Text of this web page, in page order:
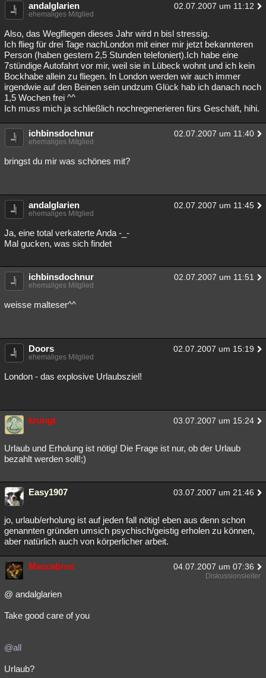
andalglarien 02.07.2007 um 11:12
ehemaliges Mitglied
Also, das Wegfliegen dieses Jahr wird n bisl stressig.
Ich flieg für drei Tage nachLondon mit einer mir jetzt bekannteren
Person (haben gestern 2,5 Stunden telefoniert).Ich habe eine
7stündige Autofahrt vor mir, weil sie in Lübeck wohnt und ich kein
Bockhabe allein zu fliegen. In London werden wir auch immer
irgendwie auf den Beinen sein undzum Glück hab ich danach noch
1,5 Wochen frei ^^
Ich muss mich ja schließlich nochregenerieren fürs Geschäft, hihi.
ichbinsdochnur 02.07.2007 um 11:40
ehemaliges Mitglied
bringst du mir was schönes mit?
andalglarien 02.07.2007 um 11:45
ehemaliges Mitglied
Ja, eine total verkaterte Anda -_-
Mal gucken, was sich findet
ichbinsdochnur 02.07.2007 um 11:51
ehemaliges Mitglied
weisse malteser^^
Doors 02.07.2007 um 15:19
ehemaliges Mitglied
London - das explosive Urlaubsziel!
krungt 03.07.2007 um 15:24
Urlaub und Erholung ist nötig! Die Frage ist nur, ob der Urlaub
bezahlt werden soll!;)
Easy1907 03.07.2007 um 21:46
jo, urlaub/erholung ist auf jeden fall nötig! eben aus denn schon
genannten gründen umsich psychisch/geistig erholen zu können,
aber natürlich auch von körperlicher arbeit.
Maccabros 04.07.2007 um 07:36
Diskussionsleiter
@ andalglarien
Take good care of you
@all
Urlaub?